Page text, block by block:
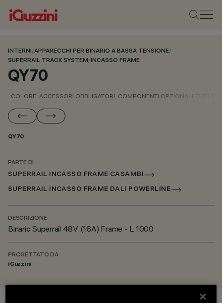
INTERNI/APPARECCHI PER BINARIO A BASSA TENSIONE/
SUPERRAIL TRACK SYSTEM/INCASSO FRAME
QY70
COLORE ACCESSORI OBBLIGATORI COMPONENTI OPZIONALI
QY70
PARTE DI
SUPERRAIL INCASSO FRAME CASAMBI
SUPERRAIL INCASSO FRAME DALI POWERLINE
DESCRIZIONE
Binario Superrail 48V (16A) Frame - L 1000
PROGETTATO DA
iGuzzini